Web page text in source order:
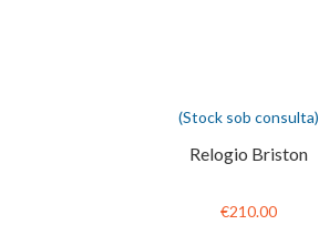
(Stock sob consulta)
Relogio Briston
€210.00